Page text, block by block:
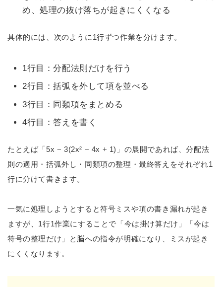
め、処理の抜け落ちが起きにくくなる
具体的には、次のように1行ずつ作業を分けます。
1行目：分配法則だけを行う
2行目：括弧を外して項を並べる
3行目：同類項をまとめる
4行目：答えを書く
たとえば「5x − 3(2x² − 4x + 1)」の展開であれば、分配法
則の適用・括弧外し・同類項の整理・最終答えをそれぞれ1
行に分けて書きます。
一気に処理しようとすると符号ミスや項の書き漏れが起き
ますが、1行1作業にすることで「今は掛け算だけ」「今は
符号の整理だけ」と脳への指令が明確になり、ミスが起き
にくくなります。